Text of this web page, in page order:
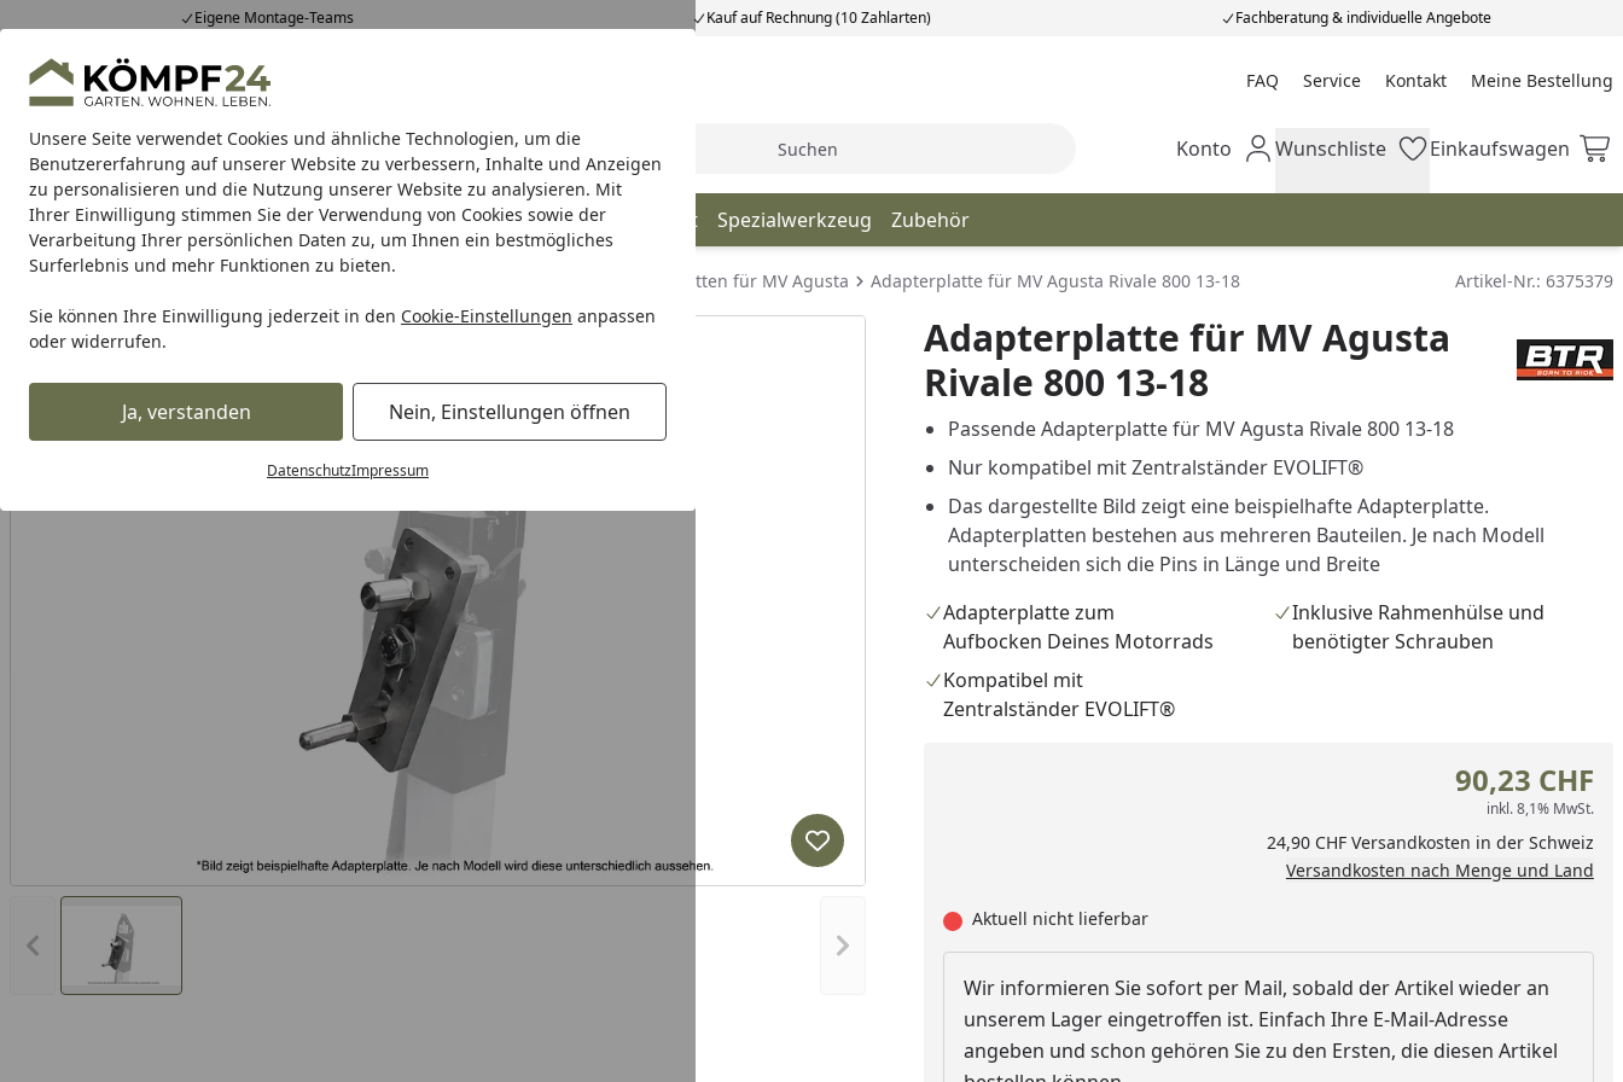
Unsere Seite verwendet Cookies und ähnliche Technologien, um die
Benutzererfahrung auf unserer Website zu verbessern, Inhalte und Anzeigen
zu personalisieren und die Nutzung unserer Website zu analysieren. Mit
Ihrer Einwilligung stimmen Sie der Verwendung von Cookies sowie der
Verarbeitung Ihrer persönlichen Daten zu, um Ihnen ein bestmögliches
Surferlebnis und mehr Funktionen zu bieten.
Sie können Ihre Einwilligung jederzeit in den Cookie-Einstellungen anpassen
oder widerrufen.
Ja, verstanden Nein, Einstellungen öffnen
DatenschutzImpressum
Eigene Montage-Teams Kauf auf Rechnung (10 Zahlarten) Fachberatung & individuelle Angebote
Hotline0 71 588 01 81
Mo-Fr. 8-16 Uhr 25.980 Bewertungen FAQ Service Kontakt Meine Bestellung
Meine Bestellung
Alle Produkte
Alle ProdukteHighlights Tipps & Tricks Suche Mein Konto
Konto Wunschliste
Wunschliste Einkaufswagen
Einkaufswagen
BTR Reifenmontage Zentralständer Montageständer Transport Spezialwerkzeug Zubehör
Startseite
BTR Adapterplatten für MV Agusta Adapterplatte für MV Agusta Rivale 800 13-18 Artikel-Nr.: 6375379
Vorheriges Bild anzeigen Nächstes Bild anzeigen
Produkt zur Wunschliste hinzufügen
Adapterplatte für MV Agusta
Rivale 800 13-18
Passende Adapterplatte für MV Agusta Rivale 800 13-18
Nur kompatibel mit Zentralständer EVOLIFT®
Das dargestellte Bild zeigt eine beispielhafte Adapterplatte.
Adapterplatten bestehen aus mehreren Bauteilen. Je nach Modell
unterscheiden sich die Pins in Länge und Breite
Adapterplatte zum
Aufbocken Deines Motorrads
Inklusive Rahmenhülse und
benötigter Schrauben
Kompatibel mit
Zentralständer EVOLIFT®
90,23 CHF
inkl. 8,1% MwSt.
24,90 CHF Versandkosten in der Schweiz
Versandkosten nach Menge und Land
Aktuell nicht lieferbar
Wir informieren Sie sofort per Mail, sobald der Artikel wieder an
unserem Lager eingetroffen ist. Einfach Ihre E-Mail-Adresse
angeben und schon gehören Sie zu den Ersten, die diesen Artikel